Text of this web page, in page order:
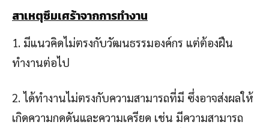
สาเหตุซึมเศร้าจากการทำงาน
1. มีแนวคิดไม่ตรงกับวัฒนธรรมองค์กร แต่ต้องฝืน
ทำงานต่อไป
2. ได้ทำงานไม่ตรงกับความสามารถที่มี ซึ่งอาจส่งผลให้
เกิดความกดดันและความเครียด เช่น มีความสามารถ